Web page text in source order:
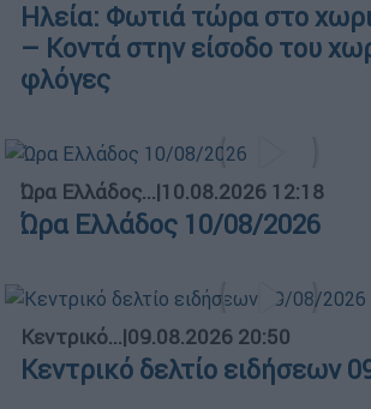
Ηλεία: Φωτιά τώρα στο
– Κοντά στην είσοδο του
φλόγες
Ώρα Ελλάδος...|10.08.2026 12:18
Ώρα Ελλάδος 10/08/2026
Κεντρικό...|09.08.2026 20:50
Κεντρικό δελτίο ειδήσεων